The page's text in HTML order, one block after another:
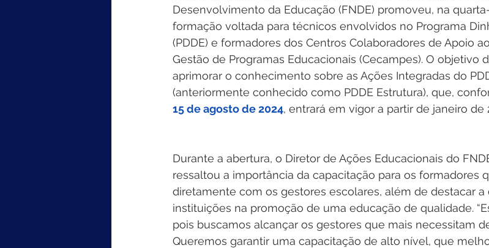
Desenvolvimento da Educação (FNDE) promoveu, na
formação voltada para técnicos envolvidos no Programa
(PDDE) e formadores dos Centros Colaboradores de Apoio
Gestão de Programas Educacionais (Cecampes). O objetivo
aprimorar o conhecimento sobre as Ações Integradas do
(anteriormente conhecido como PDDE Estrutura), que,
15 de agosto de 2024, entrará em vigor a partir de janeiro de
Durante a abertura, o Diretor de Ações Educacionais do
ressaltou a importância da capacitação para os formadores
diretamente com os gestores escolares, além de destacar a
instituições na promoção de uma educação de qualidade.
pois buscamos alcançar os gestores que mais necessitam
Queremos garantir uma capacitação de alto nível, que